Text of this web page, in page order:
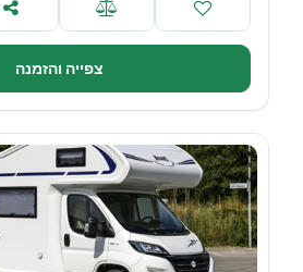
צפייה והזמנה